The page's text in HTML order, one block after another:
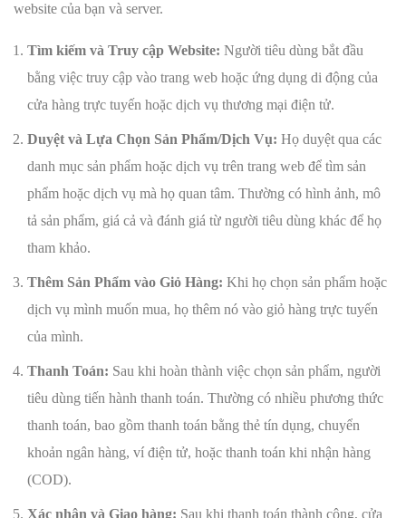
website của bạn và server.
Tìm kiếm và Truy cập Website: Người tiêu dùng bắt đầu
bằng việc truy cập vào trang web hoặc ứng dụng di động của
cửa hàng trực tuyến hoặc dịch vụ thương mại điện tử.
Duyệt và Lựa Chọn Sản Phẩm/Dịch Vụ: Họ duyệt qua các
danh mục sản phẩm hoặc dịch vụ trên trang web để tìm sản
phẩm hoặc dịch vụ mà họ quan tâm. Thường có hình ảnh, mô
tả sản phẩm, giá cả và đánh giá từ người tiêu dùng khác để họ
tham khảo.
Thêm Sản Phẩm vào Giỏ Hàng: Khi họ chọn sản phẩm hoặc
dịch vụ mình muốn mua, họ thêm nó vào giỏ hàng trực tuyến
của mình.
Thanh Toán: Sau khi hoàn thành việc chọn sản phẩm, người
tiêu dùng tiến hành thanh toán. Thường có nhiều phương thức
thanh toán, bao gồm thanh toán bằng thẻ tín dụng, chuyển
khoản ngân hàng, ví điện tử, hoặc thanh toán khi nhận hàng
(COD).
Xác nhận và Giao hàng: Sau khi thanh toán thành công, cửa